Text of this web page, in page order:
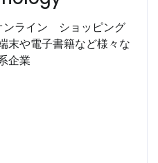
ンライン ショッピング
末や電子書籍など様々な
企業